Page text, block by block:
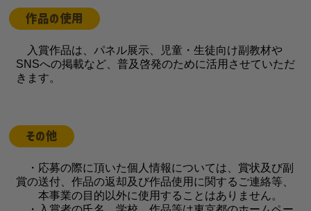
作品の使用
入賞作品は、パネル展示、児童・生徒向け副教材や
SNSへの掲載など、普及啓発のために活用させていただ
きます。
その他
・応募の際に頂いた個人情報については、賞状及び副
賞の送付、作品の返却及び作品使用に関するご連絡等、
本事業の目的以外に使用することはありません。